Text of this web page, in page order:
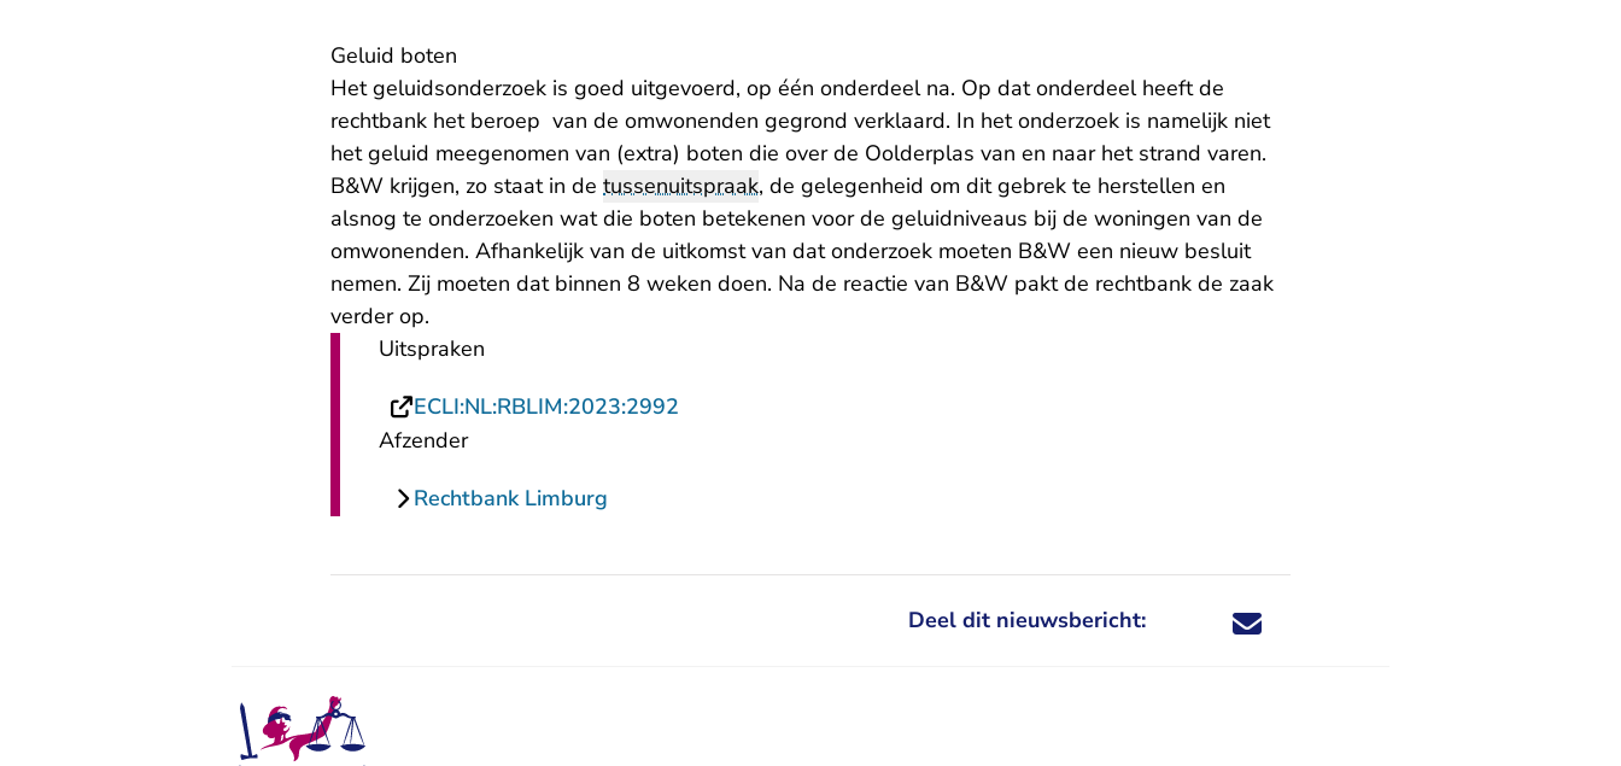
Geluid boten
Het geluidsonderzoek is goed uitgevoerd, op één onderdeel na. Op dat onderdeel heeft de
rechtbank het beroep van de omwonenden gegrond verklaard. In het onderzoek is namelijk niet
het geluid meegenomen van (extra) boten die over de Oolderplas van en naar het strand varen.
B&W krijgen, zo staat in de tussenuitspraak, de gelegenheid om dit gebrek te herstellen en
alsnog te onderzoeken wat die boten betekenen voor de geluidniveaus bij de woningen van de
omwonenden. Afhankelijk van de uitkomst van dat onderzoek moeten B&W een nieuw besluit
nemen. Zij moeten dat binnen 8 weken doen. Na de reactie van B&W pakt de rechtbank de zaak
verder op.
Uitspraken
ECLI:NL:RBLIM:2023:2992
Afzender
Rechtbank Limburg
Deel dit nieuwsbericht: Deel dit nieuwsbericht via X - U verlaat
Deel dit nieuwsbericht via Facebook - U
Deel dit nieuwsbericht via e-mail
Deel dit nieuwsbericht via LinkedIn - U